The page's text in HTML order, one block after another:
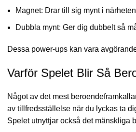
Magnet: Drar till sig mynt i
Dubbla mynt: Ger dig dubbelt så
Dessa power-ups kan vara
Varför Spelet Blir Så
Något av det mest
av tillfredsställelse när du lyckas ta
Spelet utnyttjar också det mänskliga